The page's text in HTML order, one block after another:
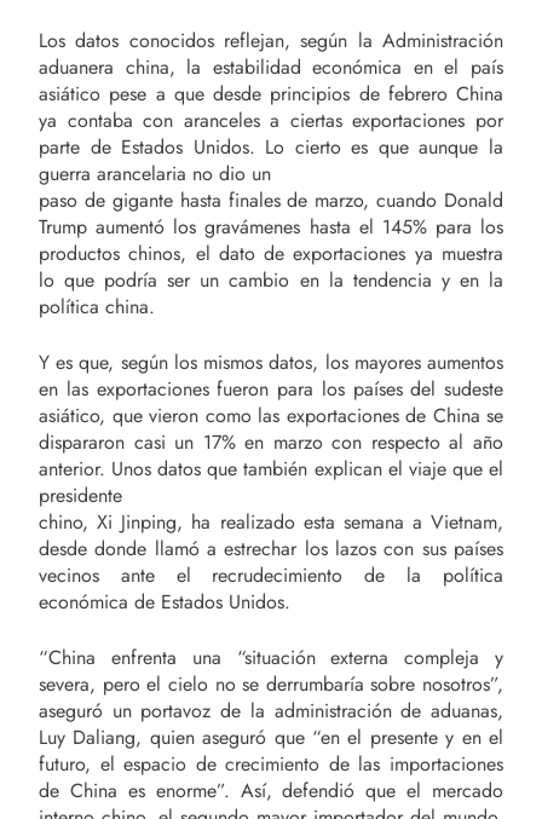
Los datos conocidos reflejan, según la Administración
aduanera china, la estabilidad económica en el país
asiático pese a que desde principios de febrero China
ya contaba con aranceles a ciertas exportaciones por
parte de Estados Unidos. Lo cierto es que aunque la
guerra arancelaria no dio un
paso de gigante hasta finales de marzo, cuando Donald
Trump aumentó los gravámenes hasta el 145% para los
productos chinos, el dato de exportaciones ya muestra
lo que podría ser un cambio en la tendencia y en la
política china.
Y es que, según los mismos datos, los mayores aumentos
en las exportaciones fueron para los países del sudeste
asiático, que vieron como las exportaciones de China se
dispararon casi un 17% en marzo con respecto al año
anterior. Unos datos que también explican el viaje que el
presidente
chino, Xi Jinping, ha realizado esta semana a Vietnam,
desde donde llamó a estrechar los lazos con sus países
vecinos ante el recrudecimiento de la política
económica de Estados Unidos.
“China enfrenta una “situación externa compleja y
severa, pero el cielo no se derrumbaría sobre nosotros”,
aseguró un portavoz de la administración de aduanas,
Luy Daliang, quien aseguró que “en el presente y en el
futuro, el espacio de crecimiento de las importaciones
de China es enorme”. Así, defendió que el mercado